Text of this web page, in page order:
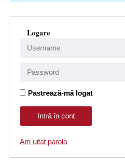
Logare
Pastrează-mă logat
Am uitat parola